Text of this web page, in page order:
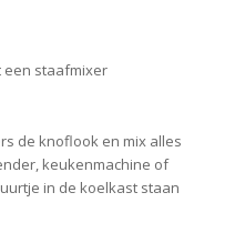
een staafmixer
de knoflook en mix alles
keukenmachine of
in de koelkast staan